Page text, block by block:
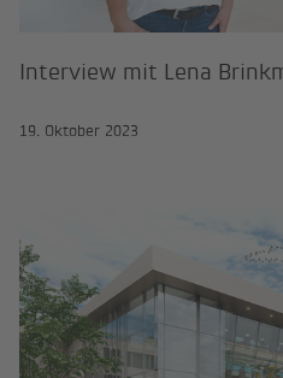
Interview mit Lena
19. Oktober 2023
Gesundes